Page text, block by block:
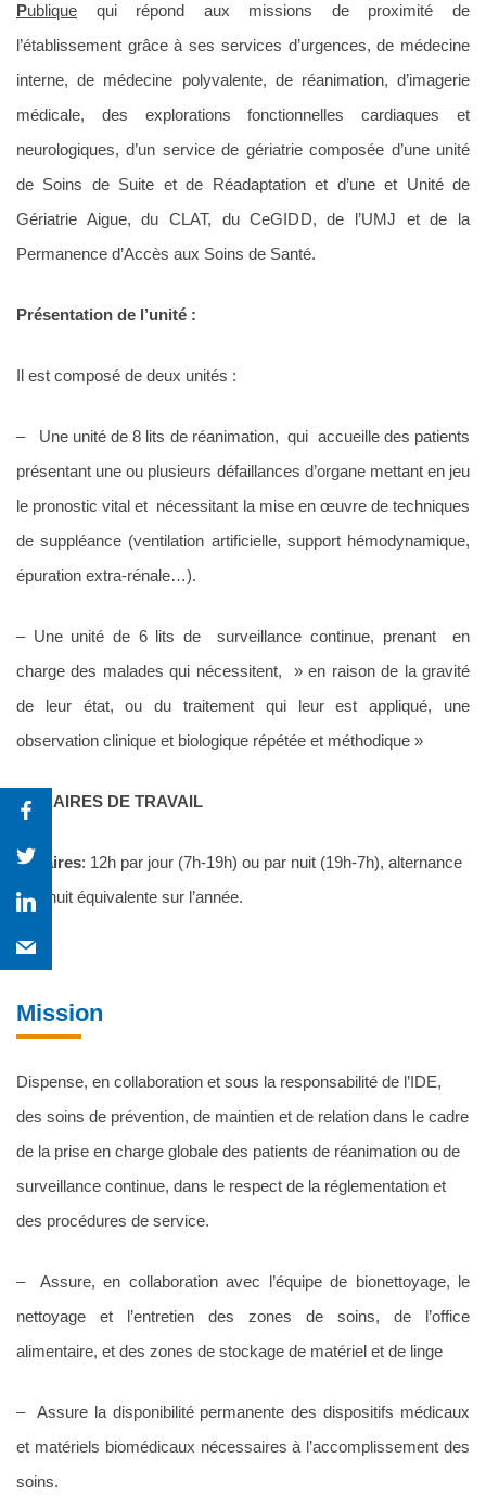
Publique qui répond aux missions de proximité de
l’établissement grâce à ses services d’urgences, de médecine
interne, de médecine polyvalente, de réanimation, d’imagerie
médicale, des explorations fonctionnelles cardiaques et
neurologiques, d’un service de gériatrie composée d’une unité
de Soins de Suite et de Réadaptation et d’une et Unité de
Gériatrie Aigue, du CLAT, du CeGIDD, de l’UMJ et de la
Permanence d’Accès aux Soins de Santé.
Présentation de l’unité :
Il est composé de deux unités :
– Une unité de 8 lits de réanimation, qui accueille des patients
présentant une ou plusieurs défaillances d’organe mettant en jeu
le pronostic vital et nécessitant la mise en œuvre de techniques
de suppléance (ventilation artificielle, support hémodynamique,
épuration extra-rénale…).
– Une unité de 6 lits de surveillance continue, prenant en
charge des malades qui nécessitent, » en raison de la gravité
de leur état, ou du traitement qui leur est appliqué, une
observation clinique et biologique répétée et méthodique »
HORAIRES DE TRAVAIL
Horaires: 12h par jour (7h-19h) ou par nuit (19h-7h), alternance
jour-nuit équivalente sur l’année.
Mission
Dispense, en collaboration et sous la responsabilité de l’IDE,
des soins de prévention, de maintien et de relation dans le cadre
de la prise en charge globale des patients de réanimation ou de
surveillance continue, dans le respect de la réglementation et
des procédures de service.
– Assure, en collaboration avec l’équipe de bionettoyage, le
nettoyage et l’entretien des zones de soins, de l’office
alimentaire, et des zones de stockage de matériel et de linge
– Assure la disponibilité permanente des dispositifs médicaux
et matériels biomédicaux nécessaires à l’accomplissement des
soins.